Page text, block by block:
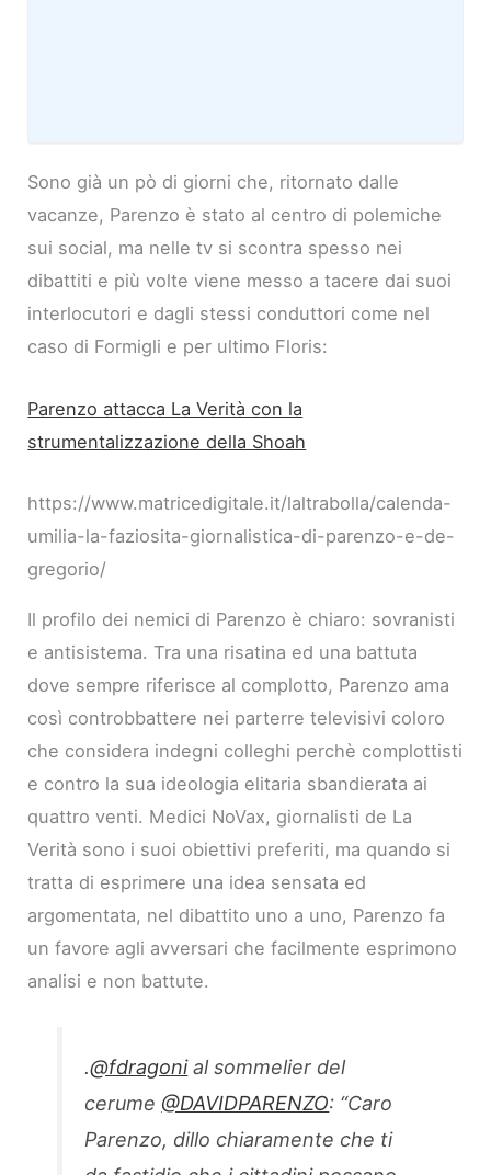
Sono già un pò di giorni che, ritornato dalle
vacanze, Parenzo è stato al centro di polemiche
sui social, ma nelle tv si scontra spesso nei
dibattiti e più volte viene messo a tacere dai suoi
interlocutori e dagli stessi conduttori come nel
caso di Formigli e per ultimo Floris:
Parenzo attacca La Verità con la
strumentalizzazione della Shoah
https://www.matricedigitale.it/laltrabolla/calenda-
umilia-la-faziosita-giornalistica-di-parenzo-e-de-
gregorio/
Il profilo dei nemici di Parenzo è chiaro: sovranisti
e antisistema. Tra una risatina ed una battuta
dove sempre riferisce al complotto, Parenzo ama
così controbbattere nei parterre televisivi coloro
che considera indegni colleghi perchè complottisti
e contro la sua ideologia elitaria sbandierata ai
quattro venti. Medici NoVax, giornalisti de La
Verità sono i suoi obiettivi preferiti, ma quando si
tratta di esprimere una idea sensata ed
argomentata, nel dibattito uno a uno, Parenzo fa
un favore agli avversari che facilmente esprimono
analisi e non battute.
.@fdragonial sommelier del
cerume @DAVIDPARENZO: “Caro
Parenzo, dillo chiaramente che ti